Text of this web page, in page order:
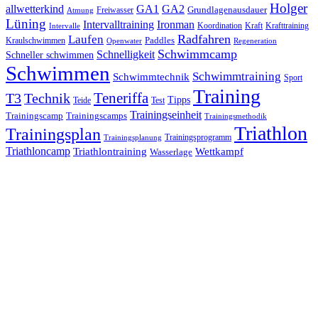
allwetterkind Atmung Freiwasser GA1 GA2 Grundlagenausdauer Holger
Lüning Intervalle Intervalltraining Ironman Koordination Kraft Krafttraining
Kraulschwimmen Laufen Openwater Paddles Radfahren Regeneration
Schneller schwimmen Schnelligkeit Schwimmcamp
Schwimmen Schwimmtechnik Schwimmtraining Sport
T3Technik Teide Teneriffa Test Tipps Training
Trainingscamp Trainingscamps Trainingseinheit Trainingsmethodik
Trainingsplan Trainingsplanung Trainingsprogramm Triathlon
Triathloncamp Triathlontraining Wasserlage Wettkampf